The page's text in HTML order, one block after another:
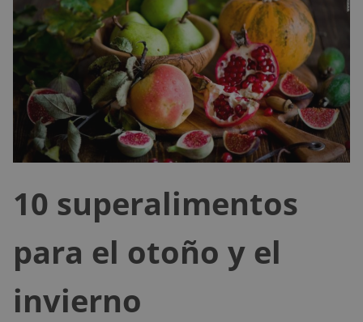
10 superalimentos
para el otoño y el
invierno